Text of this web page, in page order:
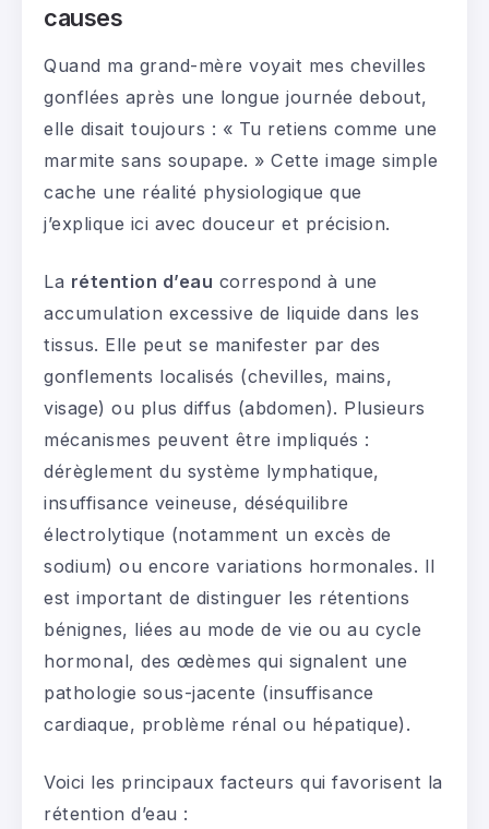
causes
Quand ma grand-mère voyait mes chevilles
gonflées après une longue journée debout,
elle disait toujours : « Tu retiens comme une
marmite sans soupape. » Cette image simple
cache une réalité physiologique que
j’explique ici avec douceur et précision.
La rétention d’eau correspond à une
accumulation excessive de liquide dans les
tissus. Elle peut se manifester par des
gonflements localisés (chevilles, mains,
visage) ou plus diffus (abdomen). Plusieurs
mécanismes peuvent être impliqués :
dérèglement du système lymphatique,
insuffisance veineuse, déséquilibre
électrolytique (notamment un excès de
sodium) ou encore variations hormonales. Il
est important de distinguer les rétentions
bénignes, liées au mode de vie ou au cycle
hormonal, des œdèmes qui signalent une
pathologie sous-jacente (insuffisance
cardiaque, problème rénal ou hépatique).
Voici les principaux facteurs qui favorisent la
rétention d’eau :